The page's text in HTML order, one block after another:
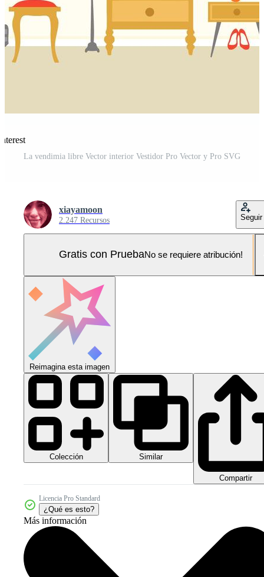
La vendimia libre Vector interior Vestidor Pro Vector y Pro SVG
xiayamoon
2.247 Recursos Seguir
Gratis con PruebaNo se requiere atribución!
Reimagina esta imagen
Colección Similar
Compartir
Licencia Pro Standard
¿Qué es esto?
Más información